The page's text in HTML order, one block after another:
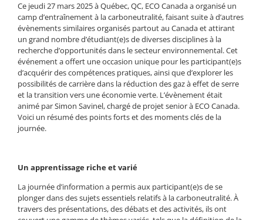
Ce jeudi 27 mars 2025 à Québec, QC, ECO Canada a organisé un
camp d’entraînement à la carboneutralité, faisant suite à d’autres
évènements similaires organisés partout au Canada et attirant
un grand nombre d’étudiant(e)s de diverses disciplines à la
recherche d’opportunités dans le secteur environnemental. Cet
événement a offert une occasion unique pour les participant(e)s
d’acquérir des compétences pratiques, ainsi que d’explorer les
possibilités de carrière dans la réduction des gaz à effet de serre
et la transition vers une économie verte. L’évènement était
animé par Simon Savinel, chargé de projet senior à ECO Canada.
Voici un résumé des points forts et des moments clés de la
journée.
Un apprentissage riche et varié
La journée d’information a permis aux participant(e)s de se
plonger dans des sujets essentiels relatifs à la carboneutralité. À
travers des présentations, des débats et des activités, ils ont